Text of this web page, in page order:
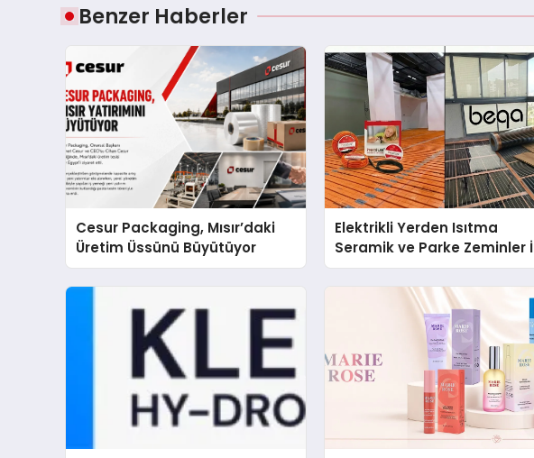
Benzer Haberler
Cesur Packaging, Mısır’daki
Üretim Üssünü Büyütüyor
Elektrikli Yerden Isıtma
Seramik ve Parke Zeminler
En Verimli Çözümler